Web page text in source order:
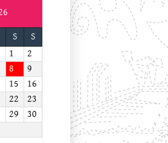
S
S
1
2
8
9
15
16
22
23
29
30